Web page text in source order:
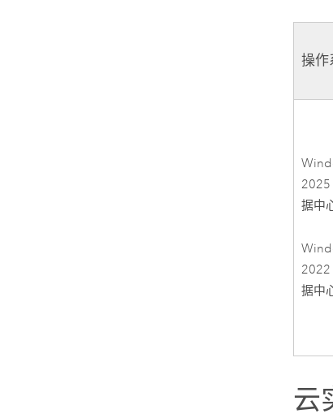
操作
2025
据中
2022
据中
云